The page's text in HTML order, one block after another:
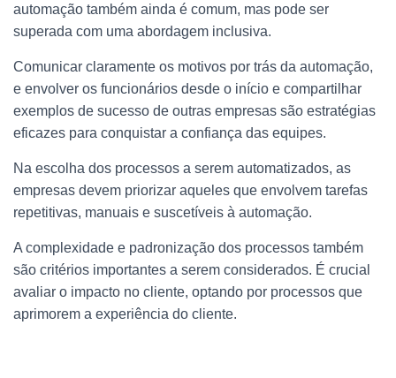
automação também ainda é comum, mas pode ser
superada com uma abordagem inclusiva.
Comunicar claramente os motivos por trás da automação,
e envolver os funcionários desde o início e compartilhar
exemplos de sucesso de outras empresas são estratégias
eficazes para conquistar a confiança das equipes.
Na escolha dos processos a serem automatizados, as
empresas devem priorizar aqueles que envolvem tarefas
repetitivas, manuais e suscetíveis à automação.
A complexidade e padronização dos processos também
são critérios importantes a serem considerados. É crucial
avaliar o impacto no cliente, optando por processos que
aprimorem a experiência do cliente.